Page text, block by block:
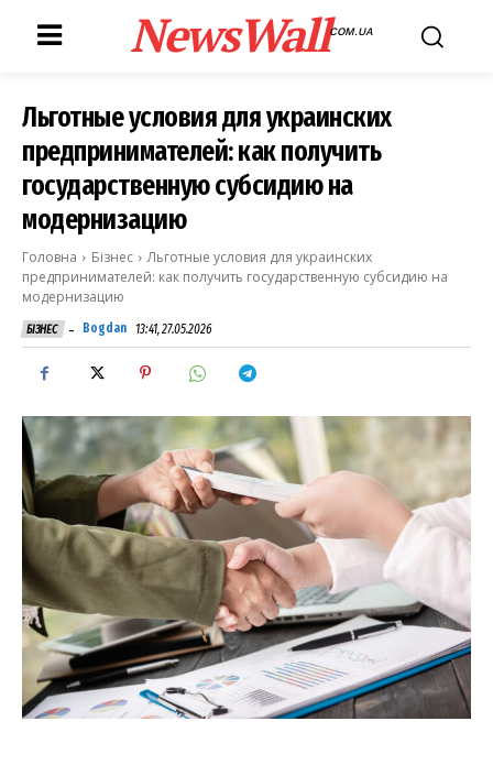
NewsWallCOM.UA
Льготные условия для украинских
предпринимателей: как получить
государственную субсидию на
модернизацию
Головна Бізнес
Льготные условия для украинских
предпринимателей: как получить государственную субсидию на
модернизацию
БІЗНЕС - Bogdan 13:41, 27.05.2026